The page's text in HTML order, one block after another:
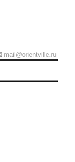
mail@orientville.ru